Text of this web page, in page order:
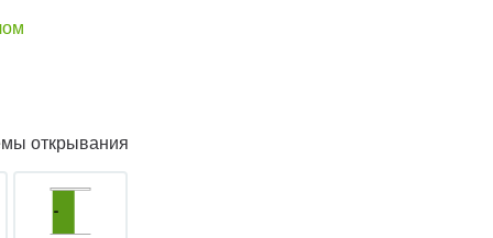
открывания